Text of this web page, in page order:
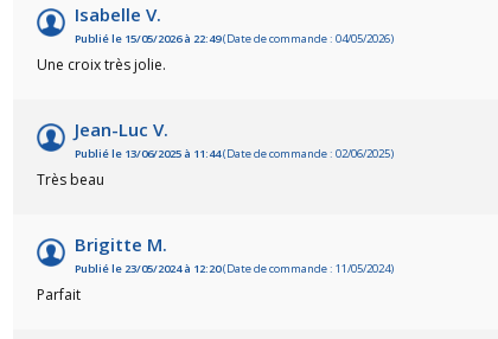
Isabelle V.
Publié le 15/05/2026 à 22:49(Date de commande : 04/05/2026)
Une croix très jolie.
Jean-Luc V.
Publié le 13/06/2025 à 11:44(Date de commande : 02/06/2025)
Très beau
Brigitte M.
Publié le 23/05/2024 à 12:20(Date de commande : 11/05/2024)
Parfait